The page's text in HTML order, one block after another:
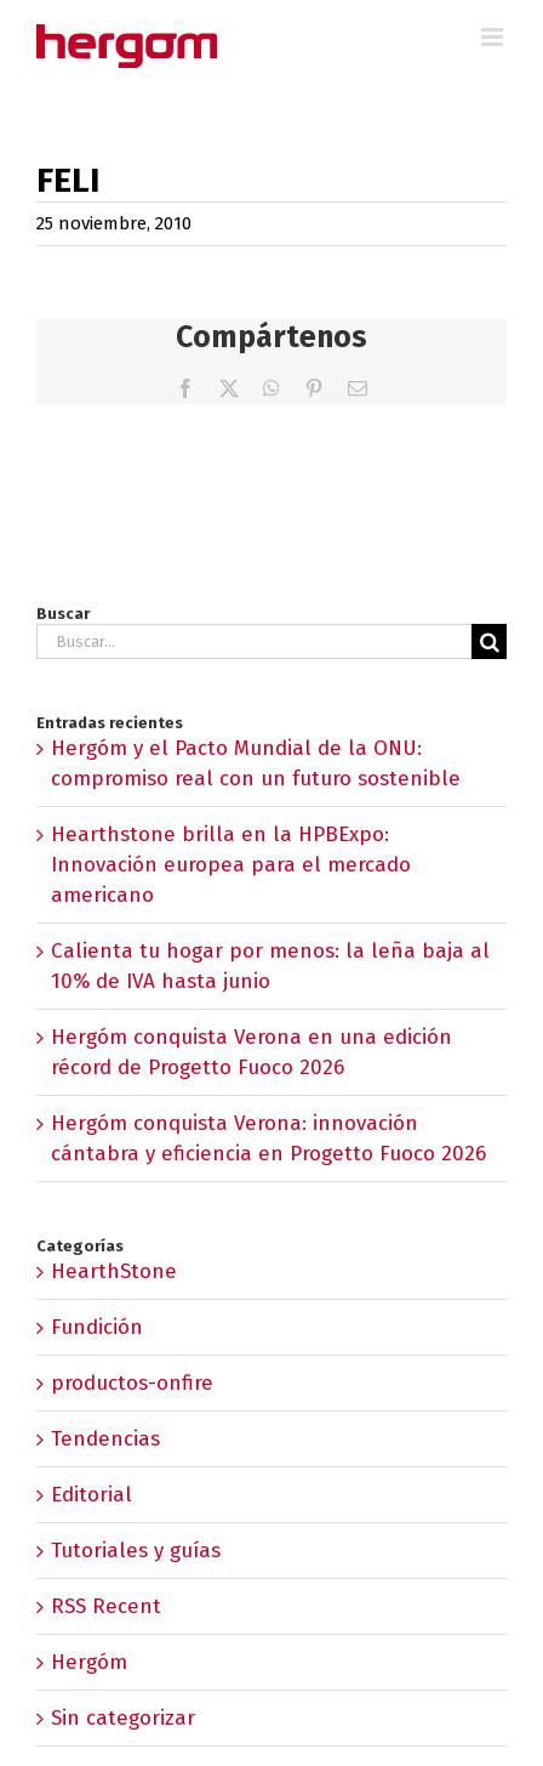
FELI
25 noviembre, 2010
Compártenos
Facebook WhatsApp
PinterestCorreo
Buscar
Buscar:
Entradas recientes
Hergóm y el Pacto Mundial de la ONU:
compromiso real con un futuro sostenible
Hearthstone brilla en la HPBExpo:
Innovación europea para el mercado
americano
Calienta tu hogar por menos: la leña baja al
10% de IVA hasta junio
Hergóm conquista Verona en una edición
récord de Progetto Fuoco 2026
Hergóm conquista Verona: innovación
cántabra y eficiencia en Progetto Fuoco 2026
Categorías
HearthStone
Fundición
productos-onfire
Tendencias
Editorial
Tutoriales y guías
RSS Recent
Hergóm
Sin categorizar